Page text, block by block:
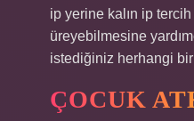
ip yerine kalın ip
üreyebilmesine
istediğiniz herhangi
ÇOCUK